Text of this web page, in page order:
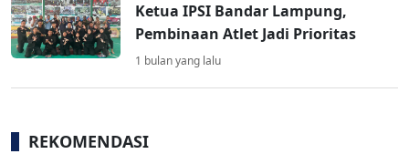
Ketua IPSI Bandar Lampung,
Pembinaan Atlet Jadi Prioritas
1 bulan yang lalu
REKOMENDASI